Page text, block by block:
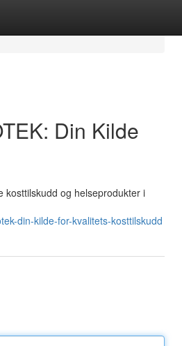
Din Kilde
kosttilskudd og helseprodukter i
din-kilde-for-kvalitets-kosttilskudd